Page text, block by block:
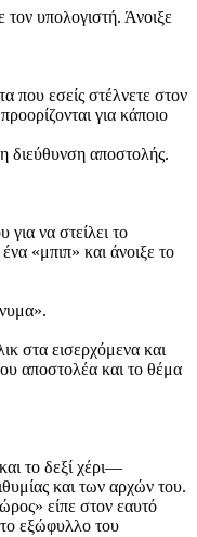
υπολογιστή. Άνοιξε
που εσείς στέλνετε στον
για κάποιο
διεύθυνση αποστολής.
να στείλει το
«μπιπ» και άνοιξε το
στα εισερχόμενα και
αποστολέα και το θέμα
το δεξί χέρι—
και των αρχών του.
είπε στον εαυτό
εξώφυλλο του